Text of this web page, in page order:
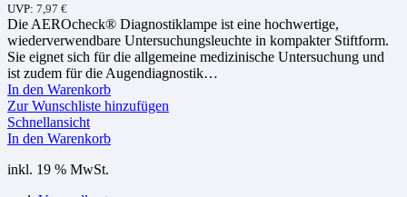
UVP: 7,97 €
Die AEROcheck® Diagnostiklampe ist eine hochwertige,
wiederverwendbare Untersuchungsleuchte in kompakter Stiftform.
Sie eignet sich für die allgemeine medizinische Untersuchung und
ist zudem für die Augendiagnostik…
In den Warenkorb
Zur Wunschliste hinzufügen
Schnellansicht
In den Warenkorb
inkl. 19 % MwSt.